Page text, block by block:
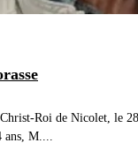
Roi de Nicolet, le
ans, M....